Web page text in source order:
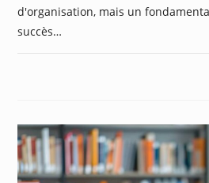
d'organisation, mais un
succès…